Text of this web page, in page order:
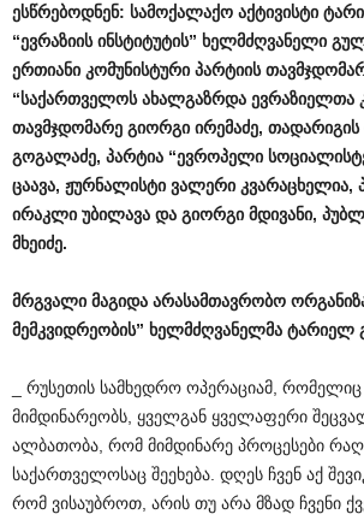
ესწრებოდნენ: სამოქალაქო აქტივისტი
“ევრაზიის ინსტიტუტის” ხელმძღვანელი
ერთიანი კომუნისტური პარტიის
“საქართველოს ახალგაზრდა ევრაზიელთა
თავმჯდომარე გიორგი ირემაძე, თადარიგის
გოგალაძე, პარტია “ევროპელი
ცაავა, ჟურნალისტი ვალერი კვარაცხელია,
ირაკლი უბილავა და გიორგი მდივანი,
მხეიძე.
მრგვალი მაგიდა არასამთავრობო
მემკვიდრეობის” ხელმძღვანელმა ტარიელ
_ რუსეთის სამხედრო ოპერაციამ, რომელიც
მიმდინარეობს, ყველგან ყველაფერი
ალბათობა, რომ მიმდინარე პროცესები
საქართველოსაც შეეხება. დღეს ჩვენ აქ
რომ ვისაუბროთ, არის თუ არა მზად ჩვენი